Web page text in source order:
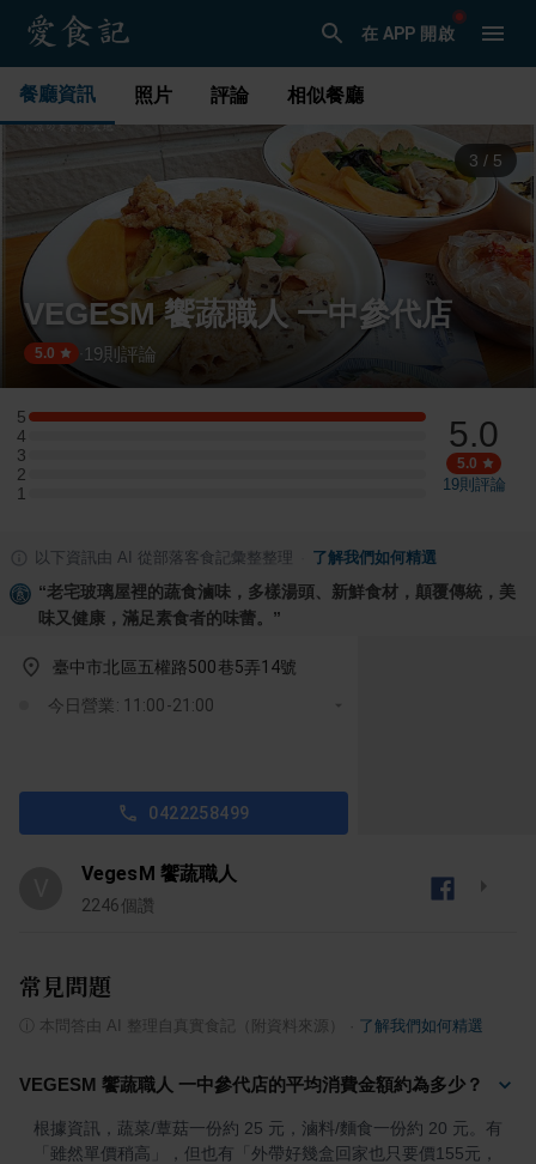
在 APP 開啟
餐廳資訊 照片 評論 相似餐廳
3 / 5
VEGESM 饗蔬職人 一中參代店
5.0 19 則評論
5
5 星：1 則評論
4
4 星：0 則評論
3
3 星：0 則評論
2
2 星：0 則評論
1
1 星：0 則評論
5.0
5.0
19則評論
以下資訊由 AI 從部落客食記彙整整理 了解我們如何精選
“老宅玻璃屋裡的蔬食滷味，多樣湯頭、新鮮食材，顛覆傳統，美
味又健康，滿足素食者的味蕾。 ”
臺中市北區五權路500巷5弄14號
今日營業: 11:00-21:00
0422258499
VegesM 饗蔬職人
2246個讚
常見問題
本問答由 AI 整理自真實食記（附資料來源） 了解我們如何精選
VEGESM 饗蔬職人 一中參代店的平均消費金額約為多少？
根據資訊，蔬菜/蕈菇一份約 25 元，滷料/麵食一份約 20 元。有
「雖然單價稍高」，但也有「外帶好幾盒回家也只要價155元，